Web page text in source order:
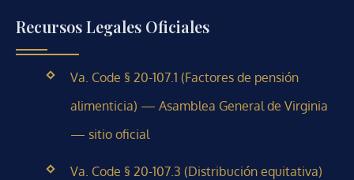
Recursos Legales Oficiales
Va. Code § 20-107.1 (Factores de pensión
alimenticia) — Asamblea General de Virginia
— sitio oficial
Va. Code § 20-107.3 (Distribución equitativa)